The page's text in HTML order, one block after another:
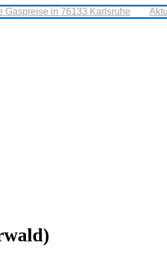
Gaspreise in 76133 Karlsruhe